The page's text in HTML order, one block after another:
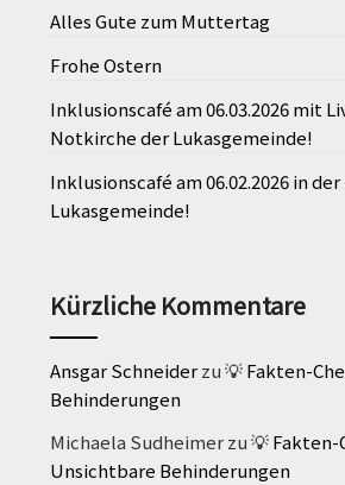
Alles Gute zum Muttertag
Frohe Ostern
Inklusionscafé am 06.03.2026 mit
Notkirche der Lukasgemeinde!
Inklusionscafé am 06.02.2026 in
Lukasgemeinde!
Kürzliche Kommentare
Ansgar Schneiderzu💡 Fakten-
Behinderungen
Michaela Sudheimerzu💡 Fakten-
Unsichtbare Behinderungen